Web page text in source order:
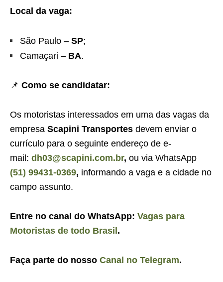
Local da vaga:
São Paulo – SP;
Camaçari – BA.
📌 Como se candidatar:
Os motoristas interessados em uma das vagas da
empresa Scapini Transportes devem enviar o
currículo para o seguinte endereço de e-
mail: dh03@scapini.com.br, ou via WhatsApp
(51) 99431-0369, informando a vaga e a cidade no
campo assunto.
Entre no canal do WhatsApp: Vagas para
Motoristas de todo Brasil .
Faça parte do nosso Canal no Telegram.